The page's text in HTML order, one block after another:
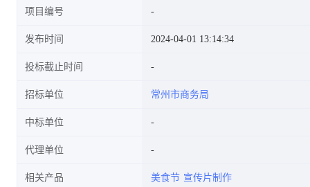
项目编号
发布时间 2024-04-01 13:14:34
投标截止时间
招标单位 常州市商务局
中标单位
代理单位
相关产品 美食节 宣传片制作